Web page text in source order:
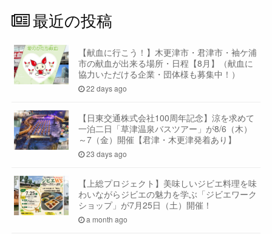
最近の投稿
【献血に行こう！】木更津市・君津市・袖ケ浦
市の献血が出来る場所・日程【8月】（献血に
協力いただける企業・団体様も募集中！）
22 days ago
【日東交通株式会社100周年記念】涼を求めて
一泊二日「草津温泉バスツアー」が8/6（木）
～7（金）開催【君津・木更津発着あり】
23 days ago
【上総プロジェクト】美味しいジビエ料理を味
わいながらジビエの魅力を学ぶ「ジビエワーク
ショップ」が7月25日（土）開催！
a month ago